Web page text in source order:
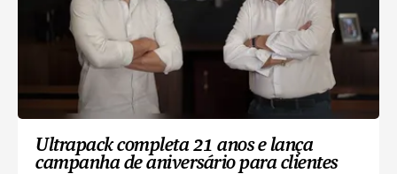
Ultrapack completa 21 anos e lança
campanha de aniversário para clientes